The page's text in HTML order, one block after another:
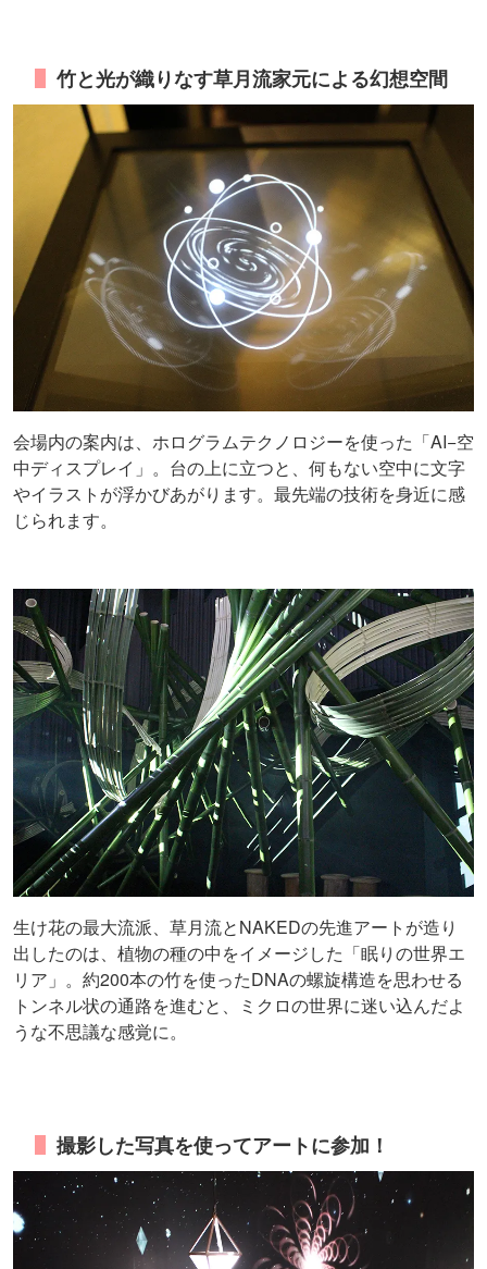
竹と光が織りなす草月流家元による幻想空間
会場内の案内は、ホログラムテクノロジーを使った「AI−空
中ディスプレイ」。台の上に立つと、何もない空中に文字
やイラストが浮かびあがります。最先端の技術を身近に感
じられます。
生け花の最大流派、草月流とNAKEDの先進アートが造り
出したのは、植物の種の中をイメージした「眠りの世界エ
リア」。約200本の竹を使ったDNAの螺旋構造を思わせる
トンネル状の通路を進むと、ミクロの世界に迷い込んだよ
うな不思議な感覚に。
撮影した写真を使ってアートに参加！